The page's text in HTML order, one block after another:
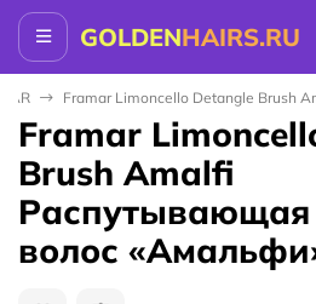
GOLDENHAIRS.RU
Framar Limoncello Detangle Brush
Framar
Brush Amalfi
Распутывающая
волос